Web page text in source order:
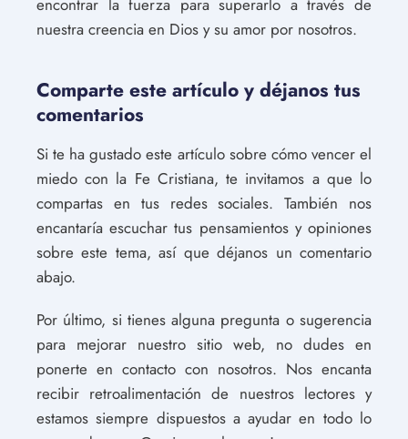
encontrar la fuerza para superarlo a través de
nuestra creencia en Dios y su amor por nosotros.
Comparte este artículo y déjanos tus
comentarios
Si te ha gustado este artículo sobre cómo vencer el
miedo con la Fe Cristiana, te invitamos a que lo
compartas en tus redes sociales. También nos
encantaría escuchar tus pensamientos y opiniones
sobre este tema, así que déjanos un comentario
abajo.
Por último, si tienes alguna pregunta o sugerencia
para mejorar nuestro sitio web, no dudes en
ponerte en contacto con nosotros. Nos encanta
recibir retroalimentación de nuestros lectores y
estamos siempre dispuestos a ayudar en todo lo